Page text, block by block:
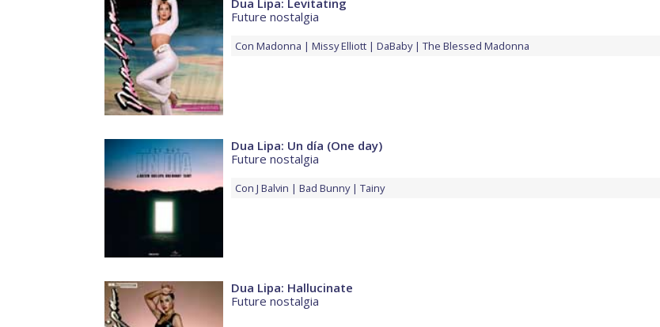
Dua Lipa: Levitating
Future nostalgia
Con Madonna Missy Elliott DaBaby The Blessed Madonna
Dua Lipa: Un día (One day)
Future nostalgia
Con J Balvin Bad Bunny Tainy
Dua Lipa: Hallucinate
Future nostalgia